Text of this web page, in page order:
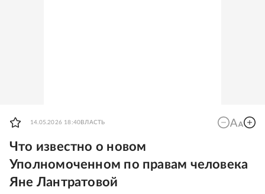
14.05.2026 18:40 ВЛАСТЬ
Что известно о новом
Уполномоченном по правам человека
Яне Лантратовой